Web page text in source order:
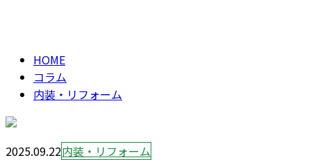
HOME
コラム
内装・リフォーム
2025.09.22内装・リフォーム